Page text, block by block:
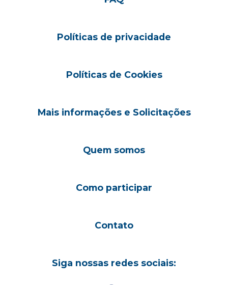
Políticas de privacidade
Políticas de Cookies
Mais informações e Solicitações
Quem somos
Como participar
Contato
Siga nossas redes sociais: